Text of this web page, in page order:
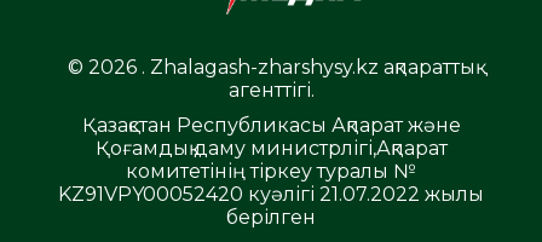
© 2026 . Zhalagash-zharshysy.kz ақпараттық
агенттігі.
Қазақстан Республикасы Ақпарат және
Қоғамдық даму министрлігі,Ақпарат
комитетінің тіркеу туралы №
KZ91VPY00052420 куәлігі 21.07.2022 жылы
берілген